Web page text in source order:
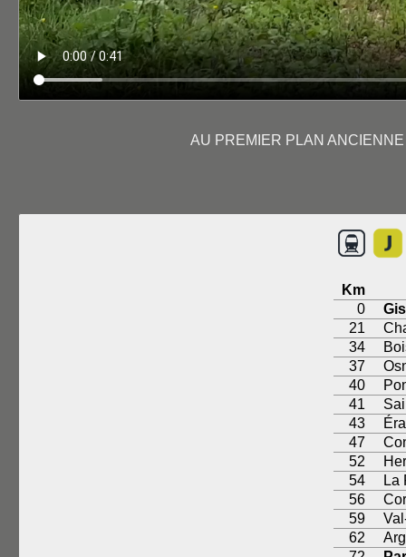
AU PREMIER PLAN
Km
0
21
34
37
40
41
43
47
52
54
La
56
59
62